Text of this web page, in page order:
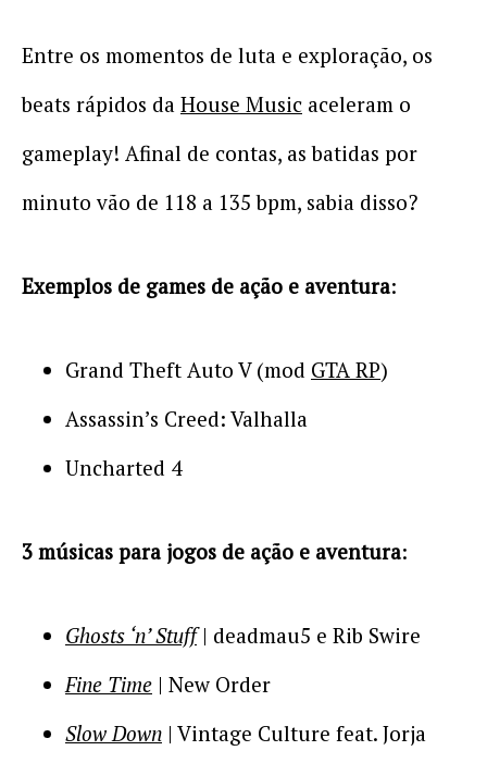
Entre os momentos de luta e exploração, os
beats rápidos da House Music aceleram o
gameplay! Afinal de contas, as batidas por
minuto vão de 118 a 135 bpm, sabia disso?
Exemplos de games de ação e aventura:
Grand Theft Auto V (mod GTA RP)
Assassin’s Creed: Valhalla
Uncharted 4
3 músicas para jogos de ação e aventura:
Ghosts ‘n’ Stuff | deadmau5 e Rib Swire
Fine Time | New Order
Slow Down | Vintage Culture feat. Jorja